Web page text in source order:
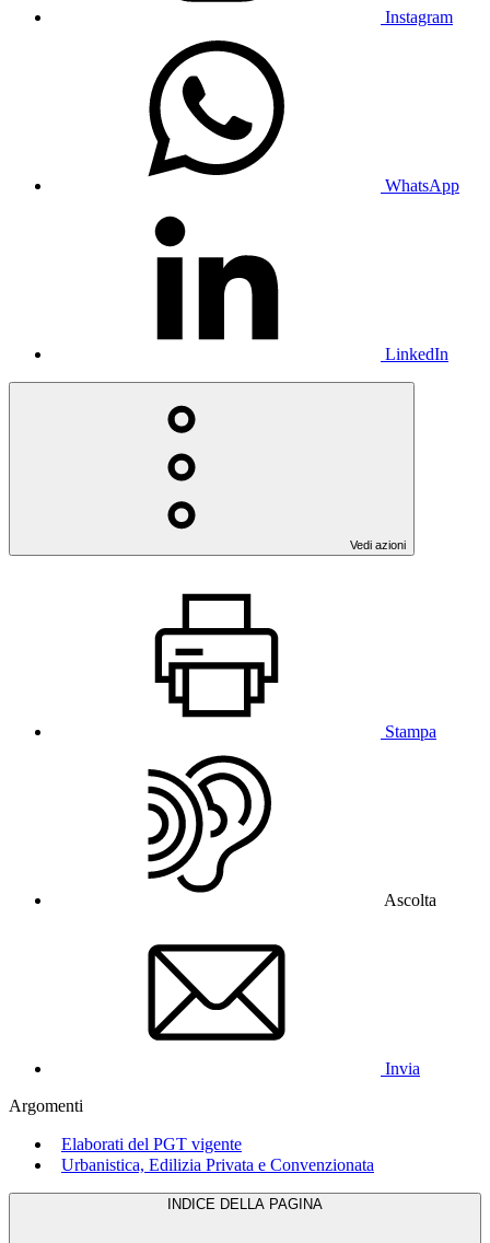
Instagram
WhatsApp
LinkedIn
Vedi azioni
Stampa
Ascolta
Invia
Argomenti
Elaborati del PGT vigente
Urbanistica, Edilizia Privata e Convenzionata
INDICE DELLA PAGINA